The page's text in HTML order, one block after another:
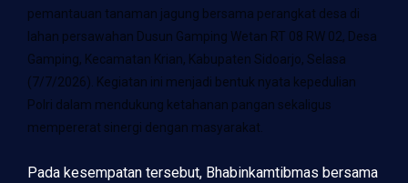
pemantauan tanaman jagung bersama perangkat desa di
lahan persawahan Dusun Gamping Wetan RT 08 RW 02, Desa
Gamping, Kecamatan Krian, Kabupaten Sidoarjo, Selasa
(7/7/2026). Kegiatan ini menjadi bentuk nyata kepedulian
Polri dalam mendukung ketahanan pangan sekaligus
mempererat sinergi dengan masyarakat.
Pada kesempatan tersebut, Bhabinkamtibmas bersama